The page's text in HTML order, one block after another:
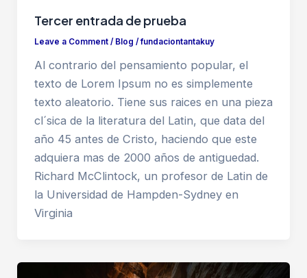
Tercer entrada de prueba
Leave a Comment / Blog /fundaciontantakuy
Al contrario del pensamiento popular, el
texto de Lorem Ipsum no es simplemente
texto aleatorio. Tiene sus raices en una pieza
cl´sica de la literatura del Latin, que data del
año 45 antes de Cristo, haciendo que este
adquiera mas de 2000 años de antiguedad.
Richard McClintock, un profesor de Latin de
la Universidad de Hampden-Sydney en
Virginia